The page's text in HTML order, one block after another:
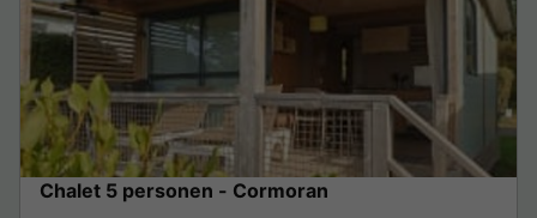
Chalet 5 personen - Cormoran